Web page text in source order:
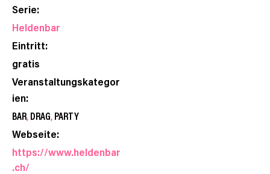
Serie:
Heldenbar
Eintritt:
gratis
Veranstaltungskategor
ien:
BAR,DRAG,PARTY
Webseite:
https://www.heldenbar
.ch/